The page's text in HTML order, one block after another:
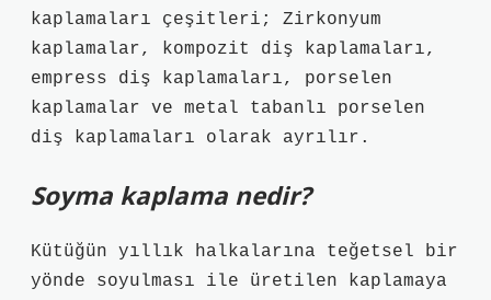
kaplamaları çeşitleri; Zirkonyum
kaplamalar, kompozit diş kaplamaları,
empress diş kaplamaları, porselen
kaplamalar ve metal tabanlı porselen
diş kaplamaları olarak ayrılır.
Soyma kaplama nedir?
Kütüğün yıllık halkalarına teğetsel bir
yönde soyulması ile üretilen kaplamaya